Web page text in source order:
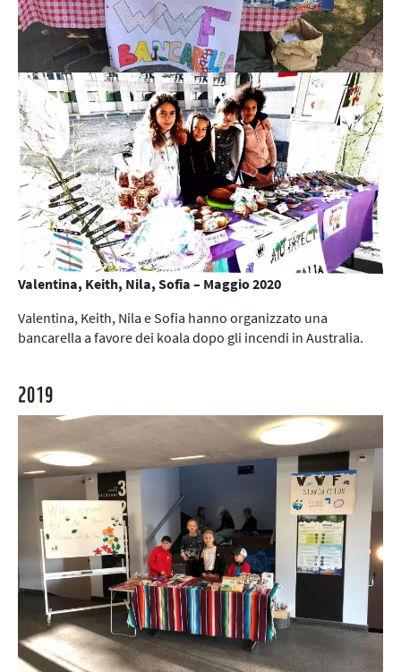
Valentina, Keith, Nila, Sofia – Maggio 2020
Valentina, Keith, Nila e Sofia hanno organizzato una
bancarella a favore dei koala dopo gli incendi in Australia.
2019